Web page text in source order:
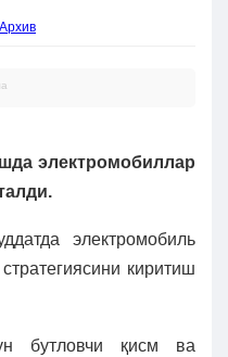
Архив
электромобиллар
электромобиль
киритиш
бутловчи қисм ва